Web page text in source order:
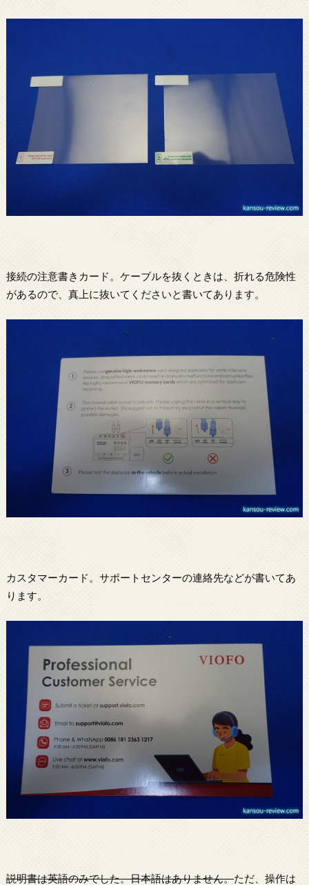
接続の注意書きカード。ケーブルを抜くときは、折れる危険性
があるので、真上に抜いてくださいと書いてあります。
カスタマーカード。サポートセンターの連絡先などが書いてあ
ります。
説明書は英語のみでした。日本語はありません。ただ、操作は